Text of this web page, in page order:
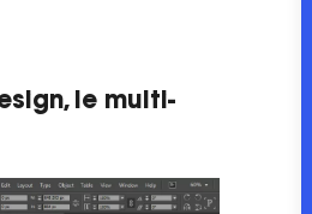
le multi-